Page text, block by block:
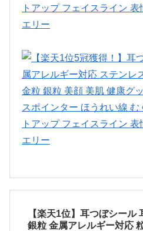
【楽天1位】耳つぼシール
銀粒 金属アレルギー対応